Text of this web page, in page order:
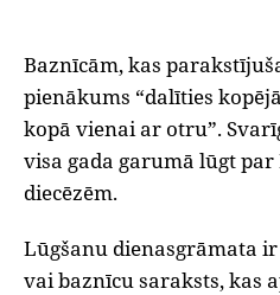
Baznīcām, kas
pienākums “dalīties
kopā vienai ar otru”.
visa gada garumā lūgt
diecēzēm.
Lūgšanu dienasgrāmata
vai baznīcu saraksts, kas